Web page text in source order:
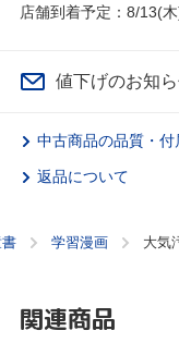
店舗到着予定：8/13(
値下げのお知
中古商品の品質・付
返品について
学習漫画 大気
関連商品